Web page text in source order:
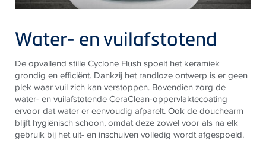
Water- en vuilafstotend
De opvallend stille Cyclone Flush spoelt het keramiek
grondig en efficiënt. Dankzij het randloze ontwerp is er geen
plek waar vuil zich kan verstoppen. Bovendien zorg de
water- en vuilafstotende CeraClean-oppervlaktecoating
ervoor dat water er eenvoudig afparelt. Ook de douchearm
blijft hygiënisch schoon, omdat deze zowel voor als na elk
gebruik bij het uit- en inschuiven volledig wordt afgespoeld.